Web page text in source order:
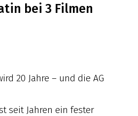
bei 3 Filmen
20 Jahre – und die AG
seit Jahren ein fester